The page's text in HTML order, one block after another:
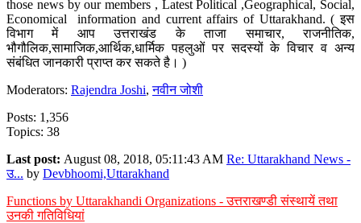
those news by our members , Latest Political ,Geographical, Social,
Economical information and current affairs of Uttarakhand. ( इस
विभाग में आप उत्तराखंड के ताजा समाचार, राजनीतिक,
भौगौलिक,सामाजिक,आर्थिक,धार्मिक पहलुओं पर सदस्यों के विचार व अन्य
संबंधित जानकारी प्राप्त कर सकते है। )
Moderators: Rajendra Joshi,नवीन जोशी
Posts: 1,356
Topics: 38
Last post: August 08, 2018, 05:11:43 AM Re: Uttarakhand News -
उ... by Devbhoomi,Uttarakhand
Functions by Uttarakhandi Organizations - उत्तराखण्डी संस्थायें तथा
उनकी गतिविधियां